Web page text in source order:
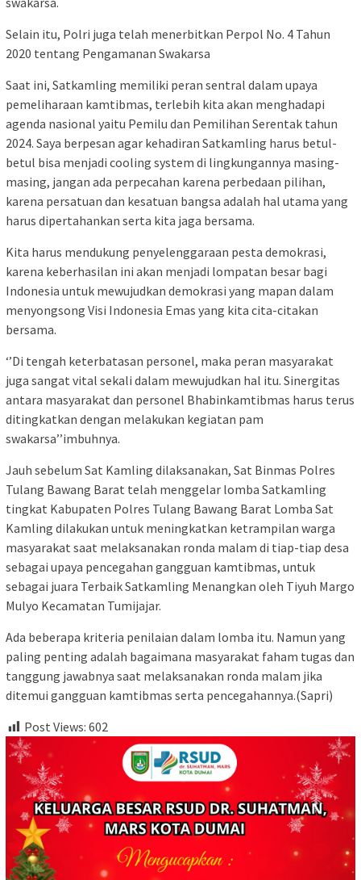
Selain itu, Polri juga telah menerbitkan Perpol No. 4 Tahun
2020 tentang Pengamanan Swakarsa
Saat ini, Satkamling memiliki peran sentral dalam upaya
pemeliharaan kamtibmas, terlebih kita akan menghadapi
agenda nasional yaitu Pemilu dan Pemilihan Serentak tahun
2024. Saya berpesan agar kehadiran Satkamling harus betul-
betul bisa menjadi cooling system di lingkungannya masing-
masing, jangan ada perpecahan karena perbedaan pilihan,
karena persatuan dan kesatuan bangsa adalah hal utama yang
harus dipertahankan serta kita jaga bersama.
Kita harus mendukung penyelenggaraan pesta demokrasi,
karena keberhasilan ini akan menjadi lompatan besar bagi
Indonesia untuk mewujudkan demokrasi yang mapan dalam
menyongsong Visi Indonesia Emas yang kita cita-citakan
bersama.
‘’Di tengah keterbatasan personel, maka peran masyarakat
juga sangat vital sekali dalam mewujudkan hal itu. Sinergitas
antara masyarakat dan personel Bhabinkamtibmas harus terus
ditingkatkan dengan melakukan kegiatan pam
swakarsa’’imbuhnya.
Jauh sebelum Sat Kamling dilaksanakan, Sat Binmas Polres
Tulang Bawang Barat telah menggelar lomba Satkamling
tingkat Kabupaten Polres Tulang Bawang Barat Lomba Sat
Kamling dilakukan untuk meningkatkan ketrampilan warga
masyarakat saat melaksanakan ronda malam di tiap-tiap desa
sebagai upaya pencegahan gangguan kamtibmas, untuk
sebagai juara Terbaik Satkamling Menangkan oleh Tiyuh Margo
Mulyo Kecamatan Tumijajar.
Ada beberapa kriteria penilaian dalam lomba itu. Namun yang
paling penting adalah bagaimana masyarakat faham tugas dan
tanggung jawabnya saat melaksanakan ronda malam jika
ditemui gangguan kamtibmas serta pencegahannya.(Sapri)
Post Views: 602